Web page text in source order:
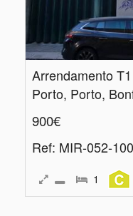
Arrendamento
Porto, Porto,
900€
Ref: MIR-052-
1